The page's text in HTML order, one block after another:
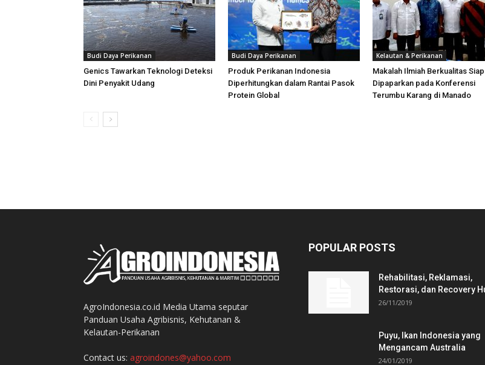
Budi Daya Perikanan
Genics Tawarkan Teknologi Deteksi
Dini Penyakit Udang
Budi Daya Perikanan
Produk Perikanan Indonesia
Diperhitungkan dalam Rantai Pasok
Protein Global
Kelautan & Perikanan
Makalah Ilmiah Berkualitas Siap
Dipaparkan pada Konferensi
Terumbu Karang di Manado
AgroIndonesia.co.id Media Utama seputar
Panduan Usaha Agribisnis, Kehutanan &
Kelautan-Perikanan
Contact us: agroindones@yahoo.com
POPULAR POSTS
Rehabilitasi, Reklamasi,
Restorasi, dan Recovery
26/11/2019
Puyu, Ikan Indonesia yang
Mengancam Australia
24/01/2019